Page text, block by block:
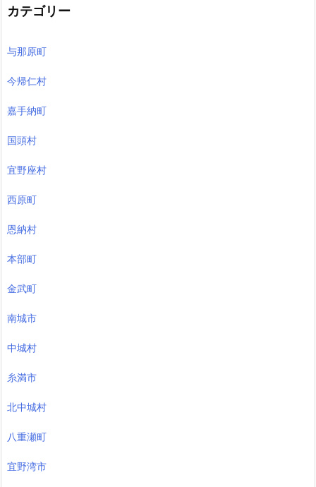
カテゴリー
与那原町
今帰仁村
嘉手納町
国頭村
宜野座村
西原町
恩納村
本部町
金武町
南城市
中城村
糸満市
北中城村
八重瀬町
宜野湾市